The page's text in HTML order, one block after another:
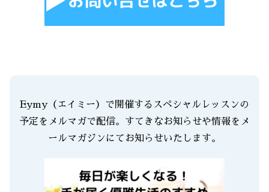
Eymy（エイミー）で開催するスペシャルレッスンの
予定をメルマガで配信。すてきなお知らせや情報をメ
ールマガジンにてお知らせいたします。